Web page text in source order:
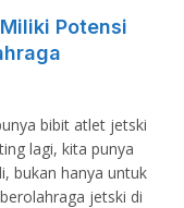
Potensi
bibit atlet jetski
lagi, kita punya
bukan hanya untuk
jetski di